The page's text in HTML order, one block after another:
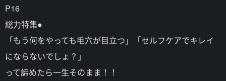
P16
総力特集●
「もう何をやっても毛穴が目立つ」「セルフケアでキレイ
にならないでしょ？」
って諦めたら一生そのまま！！